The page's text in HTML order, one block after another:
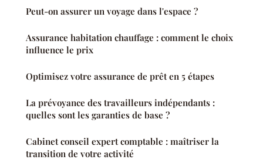
Peut-on assurer un voyage dans l'espace ?
Assurance habitation chauffage : comment le choix
influence le prix
Optimisez votre assurance de prêt en 5 étapes
La prévoyance des travailleurs indépendants :
quelles sont les garanties de base ?
Cabinet conseil expert comptable : maîtriser la
transition de votre activité